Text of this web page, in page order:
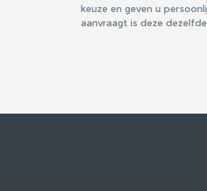
keuze en geven u
aanvraagt is deze